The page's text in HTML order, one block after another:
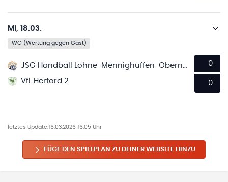
Mi, 18.03.
WG (Wertung gegen Gast)
JSG Handball Löhne-Mennighüffen-Obernbeck
VfL Herford 2
0
0
letztes Update:16.03.2026 16:05 Uhr
FÜGE DEN SPIELPLAN ZU DEINER WEBSITE HINZU